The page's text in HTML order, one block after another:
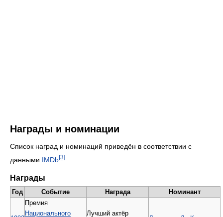
Награды и номинации
Список наград и номинаций приведён в соответствии с
данными IMDb[3]
Награды
Год Событие Награда Номинант
Премия
Национального
Лучший актёр